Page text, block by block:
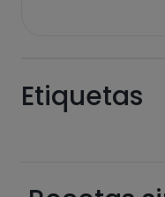
Etiquetas